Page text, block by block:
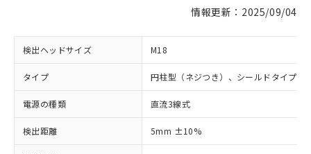
情報更新：2025/09/04
検出ヘッドサイズ M18
タイプ 円柱型（ネジつき）、シールドタイプ
電源の種類 直流3線式
検出距離 5mm ±10%